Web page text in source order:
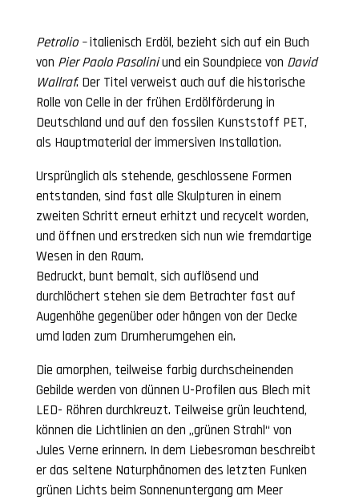
Petrolio –italienisch Erdöl, bezieht sich auf ein Buch
von Pier Paolo Pasoliniund ein Soundpiece von David
Wallraf. Der Titel verweist auch auf die historische
Rolle von Celle in der frühen Erdölförderung in
Deutschland und auf den fossilen Kunststoff PET,
als Hauptmaterial der immersiven Installation.
Ursprünglich als stehende, geschlossene Formen
entstanden, sind fast alle Skulpturen in einem
zweiten Schritt erneut erhitzt und recycelt worden,
und öffnen und erstrecken sich nun wie fremdartige
Wesen in den Raum.
Bedruckt, bunt bemalt, sich auflösend und
durchlöchert stehen sie dem Betrachter fast auf
Augenhöhe gegenüber oder hängen von der Decke
umd laden zum Drumherumgehen ein.
Die amorphen, teilweise farbig durchscheinenden
Gebilde werden von dünnen U-Profilen aus Blech mit
LED- Röhren durchkreuzt. Teilweise grün leuchtend,
können die Lichtlinien an den „grünen Strahl“ von
Jules Verne erinnern. In dem Liebesroman beschreibt
er das seltene Naturphänomen des letzten Funken
grünen Lichts beim Sonnenuntergang am Meer